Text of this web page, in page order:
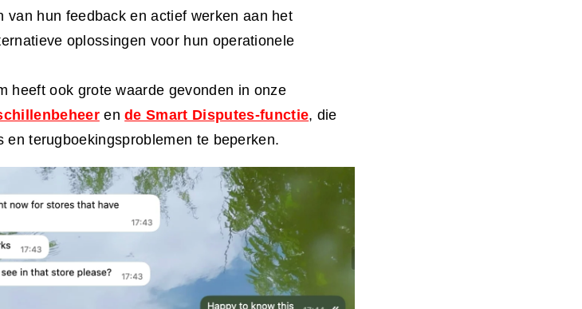
van hun feedback en actief werken aan het
oplossingen voor hun operationele
heeft ook grote waarde gevonden in onze
ende Smart Disputes-functie, die
terugboekingsproblemen te beperken.